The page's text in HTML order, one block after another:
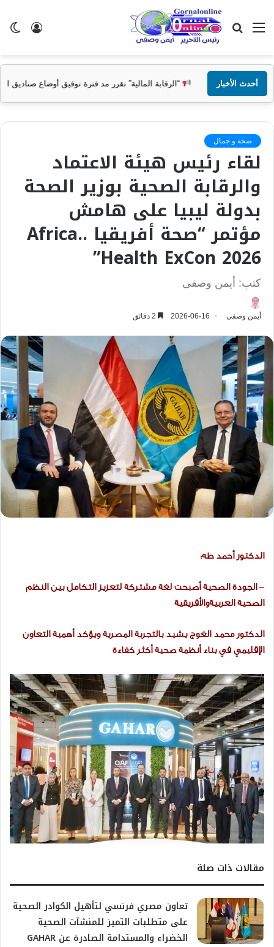
تسجيل
القائمة بحث
عن
أحدث الأخبار
“الرقابة المالية” تقرر مد فترة توفيق أوضاع صناديق التأمين الخاصة حتى 31 ديسمبر المقبل
صحة و جمال
لقاء رئيس هيئة الاعتماد
والرقابة الصحية بوزير الصحة
بدولة ليبيا على هامش
مؤتمر “صحة أفريقيا ..Africa
Health ExCon 2026”
كتب: أيمن وصفى
أيمن وصفى 2026-06-16
الدكتور أحمد طه:
– الجودة الصحية أصبحت لغة مشتركة لتعزيز التكامل بين النظم
الصحية العربيةوالأفريقية
الدكتور محمد الغوج يشيد بالتجربة المصرية ويؤكد أهمية التعاون
الإقليمي في بناء أنظمة صحية أكثر كفاءة
مقالات ذات صلة
تعاون مصري فرنسي لتأهيل الكوادر الصحية
على متطلبات التميز للمنشآت الصحية
الخضراء والمستدامة الصادرة عن GAHAR